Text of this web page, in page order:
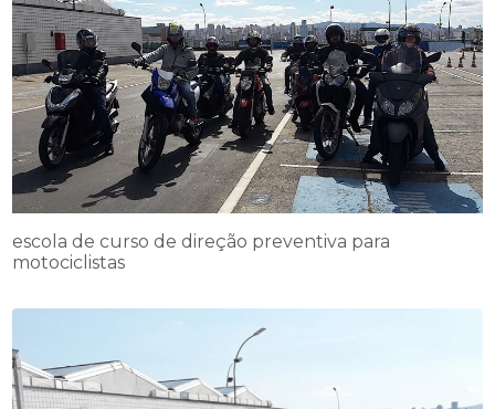
escola de curso de direção preventiva para
motociclistas